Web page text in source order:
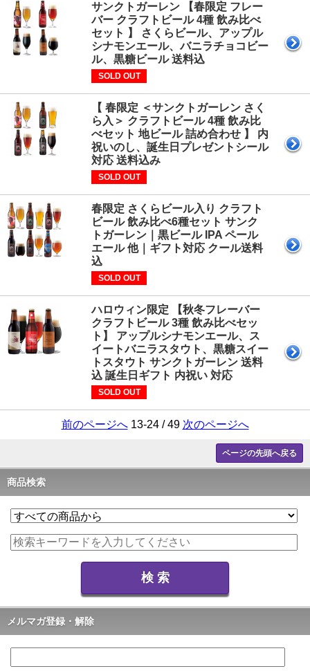
サンクトガーレン 【春限定 フレー
バー クラフトビール 4種 飲み比べ
セット 】 さくらビール、アップル
シナモンエール、バニラチョコビー
ル、黒糖ビール 送料込
SOLD OUT
【 春限定 ＜サンクトガーレン さく
ら入＞ クラフトビール 4種 飲み比
べセット 地ビール 詰め合わせ 】 内
祝いのし、誕生日プレゼントシール
対応 送料込み
SOLD OUT
春限定 さくらビール入り クラフト
ビール 飲み比べ6種セット サンク
トガーレン｜黒ビール IPA ペール
エール 他｜ギフト対応 クール送料
込
SOLD OUT
ハロウィン限定 【秋冬フレーバー
クラフトビール 3種 飲み比べセッ
ト】 アップルシナモンエール、ス
イートバニラスタウト、黒糖スイー
トスタウト サンクトガーレン 送料
込 誕生日ギフト 内祝い 対応
SOLD OUT
前のページへ13-24 / 49 次のページへ
ページの先頭へ戻る
商品検索
メルマガ登録・解除